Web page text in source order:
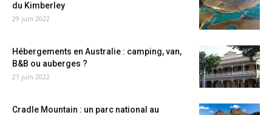
du Kimberley
29 juin 2022
Hébergements en Australie : camping, van,
B&B ou auberges ?
21 juin 2022
Cradle Mountain : un parc national au